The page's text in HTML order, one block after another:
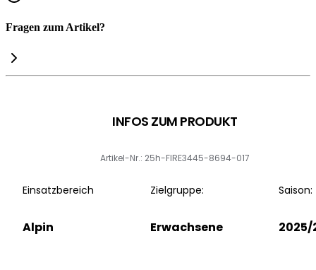
Fragen zum Artikel?
INFOS ZUM PRODUKT
Artikel-Nr.: 25h-FIRE3445-8694-017
Einsatzbereich
Alpin
Zielgruppe:
Erwachsene
Saison:
2025/